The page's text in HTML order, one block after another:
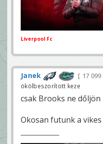
Liverpool Fc
Janek 17 099
ökölbeszorított keze
csak Brooks ne dőljön
Okosan futunk a vikes